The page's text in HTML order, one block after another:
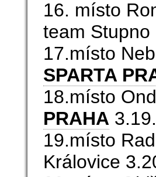
16. místo
team Stupno
17.místo
SPARTA
18.místo
PRAHA
19.místo
Královice